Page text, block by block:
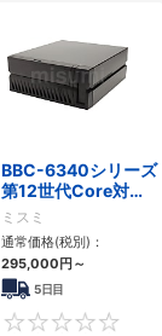
0
BBC-6340シリーズ
第12世代Core対応
小型フロアマウント
PC2PCI/2PCIe
ミスミ
通常価格(税別)：
295,000円～
5日目